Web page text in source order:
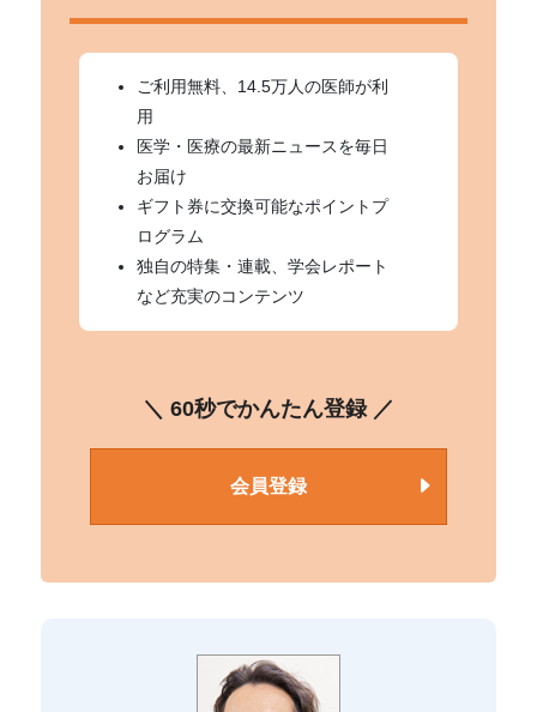
ご利用無料、14.5万人の医師が利
用
医学・医療の最新ニュースを毎日
お届け
ギフト券に交換可能なポイントプ
ログラム
独自の特集・連載、学会レポート
など充実のコンテンツ
＼ 60秒でかんたん登録 ／
会員登録